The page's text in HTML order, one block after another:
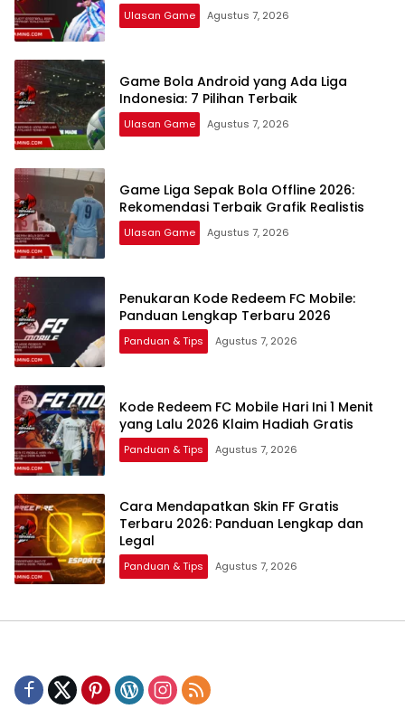
Ulasan Game Agustus 7, 2026
Game Bola Android yang Ada Liga
Indonesia: 7 Pilihan Terbaik
Ulasan Game Agustus 7, 2026
Game Liga Sepak Bola Offline 2026:
Rekomendasi Terbaik Grafik Realistis
Ulasan Game Agustus 7, 2026
Penukaran Kode Redeem FC Mobile:
Panduan Lengkap Terbaru 2026
Panduan & Tips Agustus 7, 2026
Kode Redeem FC Mobile Hari Ini 1 Menit
yang Lalu 2026 Klaim Hadiah Gratis
Panduan & Tips Agustus 7, 2026
Cara Mendapatkan Skin FF Gratis
Terbaru 2026: Panduan Lengkap dan
Legal
Panduan & Tips Agustus 7, 2026